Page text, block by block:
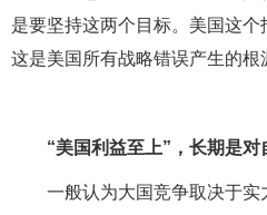
是要坚持这两个目标。美国这
这是美国所有战略错误产生的根
“美国利益至上”，长期是对
一般认为大国竞争取决于